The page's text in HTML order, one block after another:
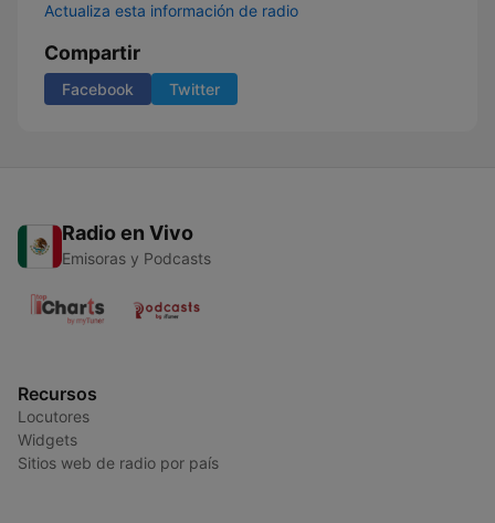
Actualiza esta información de radio
Compartir
Facebook Twitter
Radio en Vivo
Emisoras y Podcasts
Recursos
Locutores
Widgets
Sitios web de radio por país